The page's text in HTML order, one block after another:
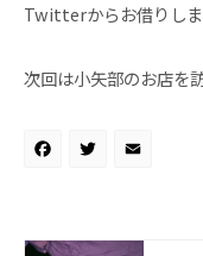
Twitterからお借りしま
次回は小矢部のお店を